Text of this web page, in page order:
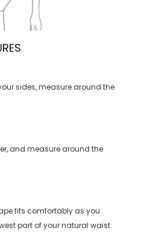
sides, measure around the
and measure around the
fits comfortably as you
part of your natural waist.